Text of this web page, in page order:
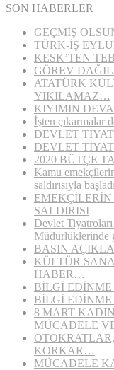
SON HABERLER
GEÇMİŞ
TÜRK-İŞ
KESK’TEN
GÖREV
ATATÜRK
YIKILAMAZ…
KIYIMIN
İşten çıkarmalar
DEVLET
DEVLET
2020 BÜTÇE
Kamu
saldırısıyla başladı
SALDIRISI
Devlet
Müdürlüklerinde
BASIN
KÜLTÜR
HABER…
BİLGİ
BİLGİ
8 MART
MÜCADELE
KORKAR…
MÜCADELE